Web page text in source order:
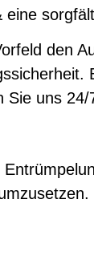
den
Sie uns